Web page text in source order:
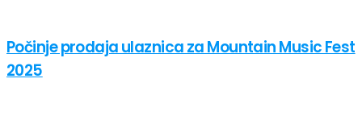
Počinje prodaja ulaznica za Mountain Music Fest
2025